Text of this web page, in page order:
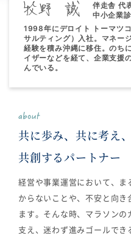
伴走舎 代
中小企業
1998年にデロイト トーマツ
サルティング）入社。マネー
経験を積み沖縄に移住。のち
イザーなどを経て、企業支援
んでいる。
共に歩み、共に考え
共創するパートナー
経営や事業運営において、
からないことや、不安と向
ます。そんな時、マラソン
支え、迷わず進みゴールでき